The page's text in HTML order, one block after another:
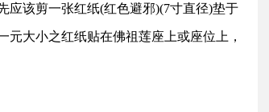
应该剪一张红纸(红色避邪)(7寸直径)垫于
大小之红纸贴在佛祖莲座上或座位上，